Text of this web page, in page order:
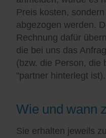
Preis kosten,
abgezogen werden.
Rechnung dafür
die bei uns das
(bzw. die Person, die
"partner hinterlegt ist).
Wie und wann
Sie erhalten jeweils